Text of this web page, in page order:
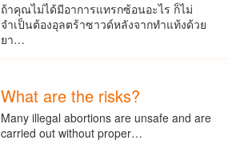
ถ้าคุณไม่ได้มีอาการแทรกซ้อนอะไร ก็ไม่
จำเป็นต้องอุลตร้าซาวด์หลังจากทำแท้งด้วย
ยา…
What are the risks?
Many illegal abortions are unsafe and are
carried out without proper…